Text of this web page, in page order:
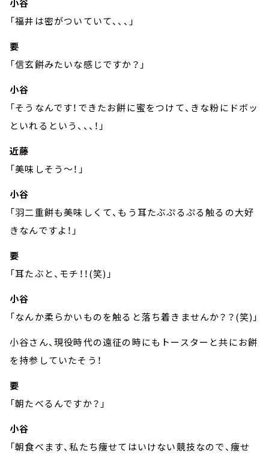
「福井は密がついていて、、、」
要
「信玄餅みたいな感じですか？」
小谷
「そうなんです！できたお餅に蜜をつけて、きな粉にドボッ
といれるという、、、！」
近藤
「美味しそう～！」
小谷
「羽二重餅も美味しくて、もう耳たぶぷるぷる触るの大好
きなんですよ！」
要
「耳たぶと、モチ！！(笑)」
小谷
「なんか柔らかいものを触ると落ち着きませんか？？(笑)」
小谷さん、現役時代の遠征の時にもトースターと共にお餅
を持参していたそう！
要
「朝たべるんですか？」
小谷
「朝食べます、私たち痩せてはいけない競技なので、痩せ